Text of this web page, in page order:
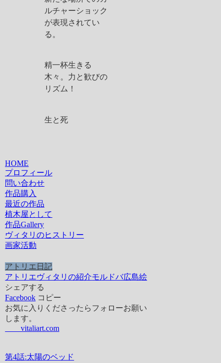
ルチャーショック
が表現されてい
る。
精一杯生きる
木々。力と歓びの
リズム！
生と死
HOME
プロフィール
問い合わせ
作品購入
最近の作品
植木屋として
作品Gallery
ヴィタリのヒストリー
画家活動
アトリエ日記
アトリエヴィタリの紹介モルドバ広島絵
シェアする
Facebook コピー
お気に入りくださったらフォローお願い
します。
vitaliart.com
第4話:太陽のベッド